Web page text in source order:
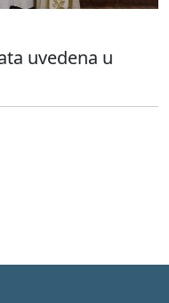
uvedena u